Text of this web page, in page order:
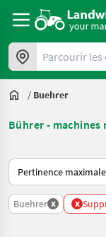
Parcourir les offres
/ Buehrer
Bührer - machines
Voici comment les
Buehrer x x